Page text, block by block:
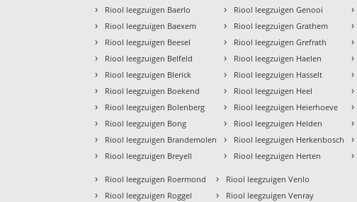
› Riool leegzuigen Baerlo
› Riool leegzuigen Baexem
› Riool leegzuigen Beesel
› Riool leegzuigen Belfeld
› Riool leegzuigen Blerick
› Riool leegzuigen Boekend
› Riool leegzuigen Bolenberg
› Riool leegzuigen Bong
› Riool leegzuigen Brandemolen
› Riool leegzuigen Breyell
› Riool leegzuigen Genooi
› Riool leegzuigen Grathem
› Riool leegzuigen Grefrath
› Riool leegzuigen Haelen
› Riool leegzuigen Hasselt
› Riool leegzuigen Heel
› Riool leegzuigen Heierhoeve
› Riool leegzuigen Helden
› Riool leegzuigen Herkenbosch
› Riool leegzuigen Herten
›
›
›
›
›
›
›
›
›
›
› Riool leegzuigen Roermond
› Riool leegzuigen Roggel
› Riool leegzuigen Venlo
› Riool leegzuigen Venray